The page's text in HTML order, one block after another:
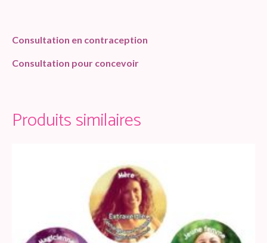
Consultation en contraception
Consultation pour concevoir
Produits similaires